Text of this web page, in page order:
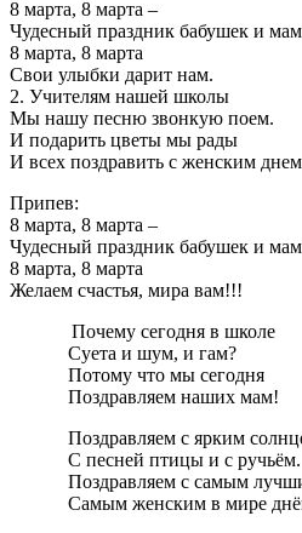
8 марта, 8 марта –
Чудесный праздник бабушек и
8 марта, 8 марта
Свои улыбки дарит нам.
2. Учителям нашей школы
Мы нашу песню звонкую поем.
И подарить цветы мы рады
И всех поздравить с женским
Припев:
8 марта, 8 марта –
Чудесный праздник бабушек и
8 марта, 8 марта
Желаем счастья, мира вам!!!
Почему сегодня в школе
Суета и шум, и гам?
Потому что мы сегодня
Поздравляем наших мам!
Поздравляем с ярким
С песней птицы и с ручьём.
Поздравляем с самым
Самым женским в мире